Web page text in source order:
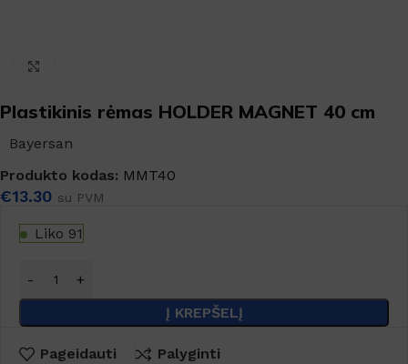
Plastikinis rėmas HOLDER MAGNET 40 cm
Bayersan
Produkto kodas: MMT40
€13.30 su PVM
Liko 91
Į KREPŠELĮ
Pageidauti Palyginti